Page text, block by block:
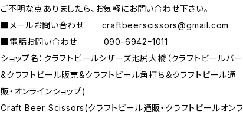
ご不明な点ありましたら、お気軽にお問い合わせ下さい。
■メールお問い合わせ craftbeerscissors@gmail.com
■電話お問い合わせ 090-6942ｰ1011
ショップ名：クラフトビールシザーズ池尻大橋（クラフトビールバー
&クラフトビール販売&クラフトビール角打ち＆クラフトビール通
販・オンラインショップ)
Craft Beer Scissors(クラフトビール通販・クラフトビールオンラ